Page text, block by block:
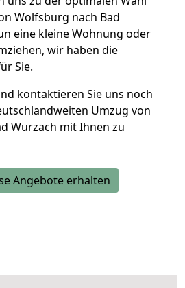
Wolfsburg nach Bad
eine kleine Wohnung oder
wir haben die
Sie.
kontaktieren Sie uns noch
Umzug von
Wurzach mit Ihnen zu
Angebote erhalten